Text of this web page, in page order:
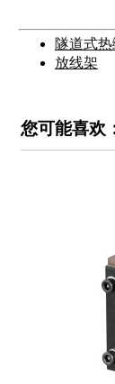
隧道式
放线架
您可能喜欢